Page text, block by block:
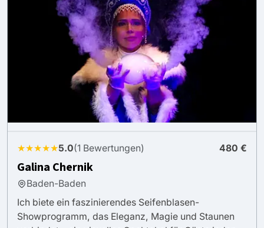
★★★★★5.0(1 Bewertungen) 480 €
Galina Chernik
Baden-Baden
Ich biete ein faszinierendes Seifenblasen-
Showprogramm, das Eleganz, Magie und Staunen